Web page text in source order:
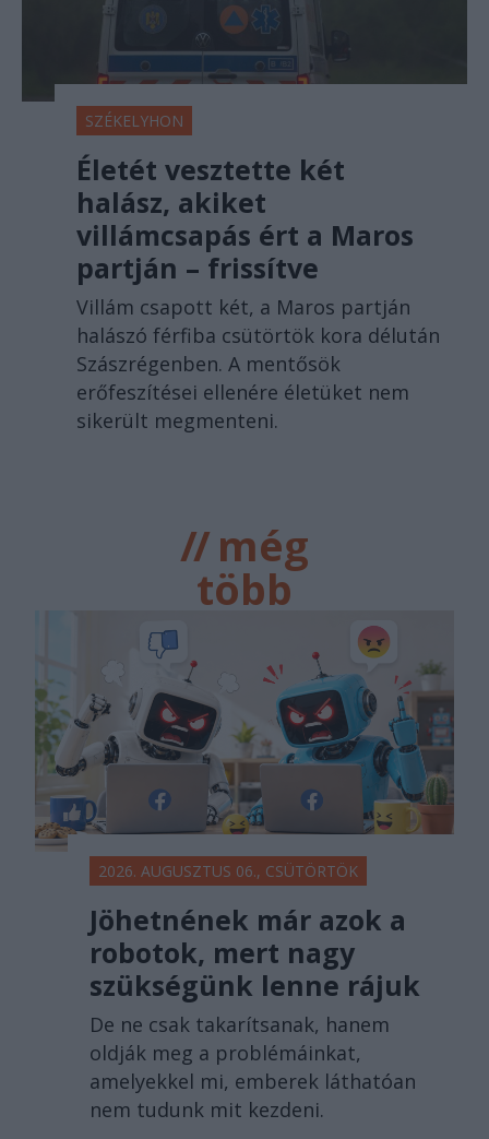
SZÉKELYHON
Életét vesztette két
halász, akiket
villámcsapás ért a Maros
partján – frissítve
Villám csapott két, a Maros partján
halászó férfiba csütörtök kora délután
Szászrégenben. A mentősök
erőfeszítései ellenére életüket nem
sikerült megmenteni.
//még
több
főtér.ro
2026. AUGUSZTUS 06., CSÜTÖRTÖK
Jöhetnének már azok a
robotok, mert nagy
szükségünk lenne rájuk
De ne csak takarítsanak, hanem
oldják meg a problémáinkat,
amelyekkel mi, emberek láthatóan
nem tudunk mit kezdeni.